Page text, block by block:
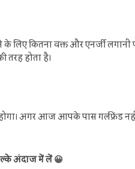
के लिए कितना वक्त और एनर्जी
तरह होता है।
अगर आज आपके पास गर्लफ्रेंड
अंदाज में लें 😀